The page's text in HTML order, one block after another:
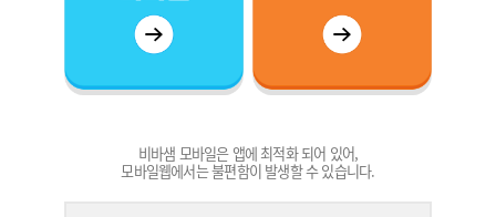
비바샘 모바일은 앱에 최적화 되어 있어,
모바일웹에서는 불편함이 발생할 수 있습니다.